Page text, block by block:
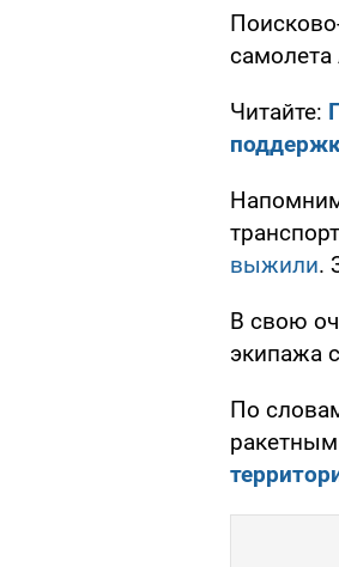
самолета
Читайте:
выжили.
В свою
экипажа
По